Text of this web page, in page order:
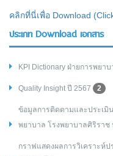
คลิกที่นี่เพื่อ Download
ประเภท Download เอกสาร
KPI Dictionary ฝ่ายการพยา
Quality Insight ปี 2567 2
ข้อมูลการติดตามและประเมิ
พยาบาล โรงพยาบาลศิริราช
กราฟแสดงผลการวิเคราะห์